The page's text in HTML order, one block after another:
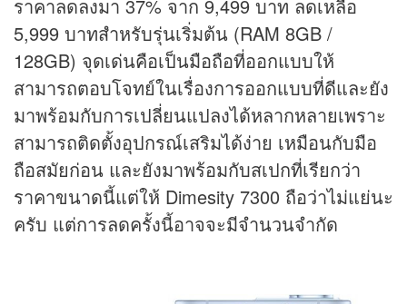
ราคาลดลงมา 37% จาก 9,499 บาท ลดเหลือ
5,999 บาทสำหรับรุ่นเริ่มต้น (RAM 8GB /
128GB) จุดเด่นคือเป็นมือถือที่ออกแบบให้
สามารถตอบโจทย์ในเรื่องการออกแบบที่ดีและยัง
มาพร้อมกับการเปลี่ยนแปลงได้หลากหลายเพราะ
สามารถติดตั้งอุปกรณ์เสริมได้ง่าย เหมือนกับมือ
ถือสมัยก่อน และยังมาพร้อมกับสเปกที่เรียกว่า
ราคาขนาดนี้แต่ให้ Dimesity 7300 ถือว่าไม่แย่นะ
ครับ แต่การลดครั้งนี้อาจจะมีจำนวนจำกัด